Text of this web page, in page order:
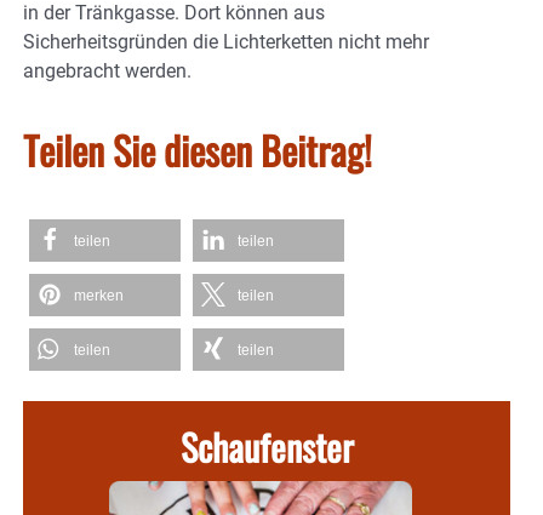
in der Tränkgasse. Dort können aus
Sicherheitsgründen die Lichterketten nicht mehr
angebracht werden.
Teilen Sie diesen Beitrag!
teilen teilen
merken teilen
teilen teilen
Schaufenster